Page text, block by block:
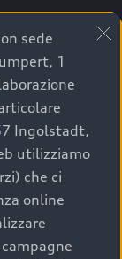
Care
richiesta.
sede
1
Ingolstadt,
utilizziamo
che ci
online